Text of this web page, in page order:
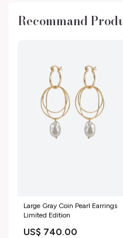
Recommand
Large Gray Coin Pearl Earrings
Limited Edition
US$ 740.00